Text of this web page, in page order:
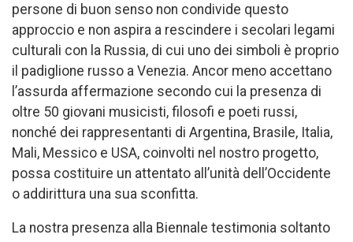
persone di buon senso non condivide questo
approccio e non aspira a rescindere i secolari legami
culturali con la Russia, di cui uno dei simboli è proprio
il padiglione russo a Venezia. Ancor meno accettano
l’assurda affermazione secondo cui la presenza di
oltre 50 giovani musicisti, filosofi e poeti russi,
nonché dei rappresentanti di Argentina, Brasile, Italia,
Mali, Messico e USA, coinvolti nel nostro progetto,
possa costituire un attentato all’unità dell’Occidente
o addirittura una sua sconfitta.
La nostra presenza alla Biennale testimonia soltanto